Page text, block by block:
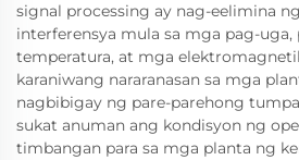
signal processing ay nag-eelimina
interferensya mula sa mga pag-uga,
temperatura, at mga
karaniwang nararanasan sa mga
nagbibigay ng pare-parehong
sukat anuman ang kondisyon ng
timbangan para sa mga planta ng